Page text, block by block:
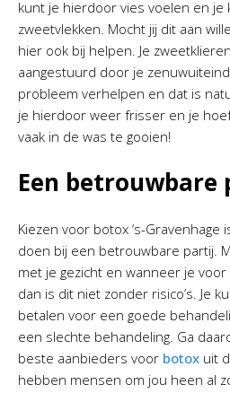
kunt je hierdoor vies voelen en je
zweetvlekken. Mocht jij dit aan
hier ook bij helpen. Je
aangestuurd door je
probleem verhelpen en dat is
je hierdoor weer frisser en je
vaak in de was te gooien!
Een betrouwbare
Kiezen voor botox ‘s-
doen bij een betrouwbare partij.
met je gezicht en wanneer je
dan is dit niet zonder risico’s. Je
betalen voor een goede
een slechte behandeling. Ga
beste aanbieders voor botox uit
hebben mensen om jou heen al